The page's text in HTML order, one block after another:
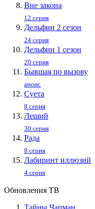
Вне закона
12 серия
Дельфин 2 сезон
24 серия
Дельфин 1 сезон
20 серия
Бывшая по вызову
анонс
Суета
8 серия
Леший
30 серия
Рада
8 серия
Лабиринт иллюзий
4 серия
Обновления ТВ
Тайны Чапман